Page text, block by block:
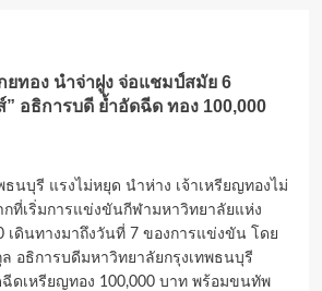
ยทอง นำจ่าฝูง จ่อแชมป์สมัย 6
” อธิการบดี ย้ำอัดฉีด ทอง 100,000
นบุรี แรงไม่หยุด นำห่าง เจ้าเหรียญทองไม่
กที่เริ่มการแข่งขันกีฬามหาวิทยาลัยแห่ง
เดินทางมาถึงวันที่ 7 ของการแข่งขัน โดย
อธิการบดีมหาวิทยาลัยกรุงเทพธนบุรี
ดเหรียญทอง 100,000 บาท พร้อมขนทัพ